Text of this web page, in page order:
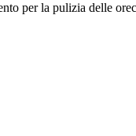
per la pulizia delle